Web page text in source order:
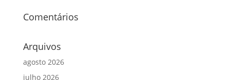
Comentários
Arquivos
agosto 2026
julho 2026